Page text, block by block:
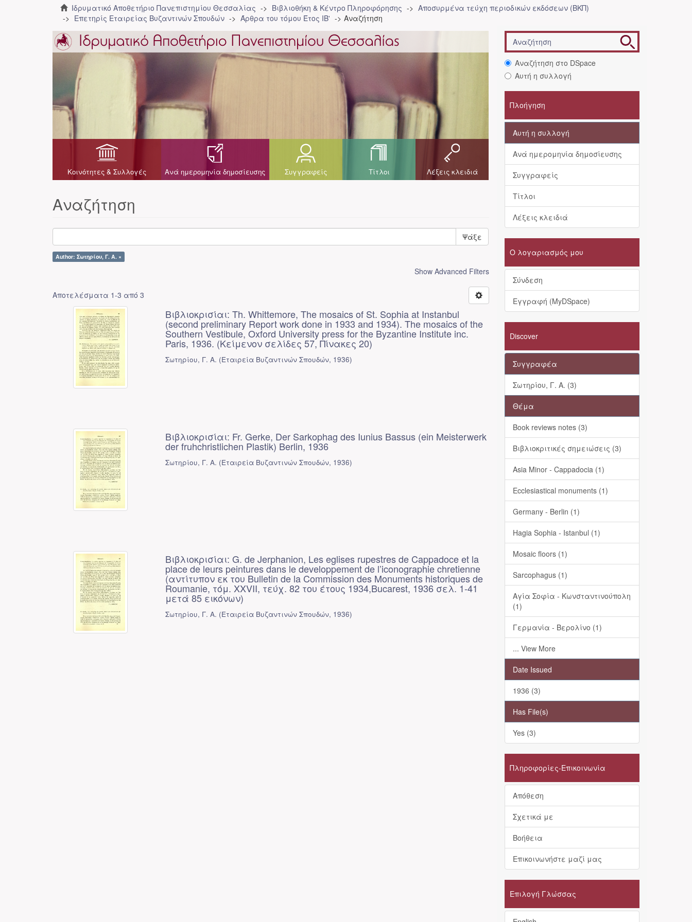
Ιδρυματικό Αποθετήριο Πανεπιστημίου Θεσσαλίας Βιβλιοθήκη & Κέντρο Πληροφόρησης
Αποσυρμένα τεύχη περιοδικών εκδόσεων (ΒΚΠ)
Επετηρίς Εταιρείας Βυζαντινών Σπουδών
Άρθρα του τόμου Έτος ΙΒ' Αναζήτηση
Κοινότητες & Συλλογές Ανά ημερομηνία δημοσίευσης Συγγραφείς Τίτλοι Λέξεις κλειδιά
Αναζήτηση
Ψάξε
Author: Σωτηρίου, Γ. Α. ×
Show Advanced Filters
Αποτελέσματα 1-3 από 3
Βιβλιοκρισίαι: Th. Whittemore, The mosaics of St. Sophia at Instanbul
(second preliminary Report work done in 1933 and 1934). The mosaics of the
Southern Vestibule, Oxford University press for the Byzantine Institute inc.
Paris, 1936. (Κείμενον σελίδες 57, Πίνακες 20)
Σωτηρίου, Γ. Α. (Εταιρεία Βυζαντινών Σπουδών, 1936)
Βιβλιοκρισίαι: Fr. Gerke, Der Sarkophag des Iunius Bassus (ein Meisterwerk
der fruhchristlichen Plastik) Berlin, 1936
Σωτηρίου, Γ. Α. (Εταιρεία Βυζαντινών Σπουδών, 1936)
Βιβλιοκρισίαι: G. de Jerphanion, Les eglises rupestres de Cappadoce et la
place de leurs peintures dans le developpement de l’iconographie chretienne
(αντίτυπον εκ του Bulletin de la Commission des Monuments historiques de
Roumanie, τόμ. XXVII, τεύχ. 82 του έτους 1934,Bucarest, 1936 σελ. 1-41
μετά 85 εικόνων)
Σωτηρίου, Γ. Α. (Εταιρεία Βυζαντινών Σπουδών, 1936)
Αναζήτηση στο DSpace
Αυτή η συλλογή
Πλοήγηση
Αυτή η συλλογή
Ανά ημερομηνία δημοσίευσης
Συγγραφείς
Τίτλοι
Λέξεις κλειδιά
Ο λογαριασμός μου
Σύνδεση
Εγγραφή (MyDSpace)
Discover
Συγγραφέα
Σωτηρίου, Γ. Α. (3)
Θέμα
Book reviews notes (3)
Βιβλιοκριτικές σημειώσεις (3)
Asia Minor - Cappadocia (1)
Ecclesiastical monuments (1)
Germany - Berlin (1)
Hagia Sophia - Istanbul (1)
Mosaic floors (1)
Sarcophagus (1)
Αγία Σοφία - Κωνσταντινούπολη
(1)
Γερμανία - Βερολίνο (1)
... View More
Date Issued
1936 (3)
Has File(s)
Yes (3)
Πληροφορίες-Επικοινωνία
Απόθεση
Σχετικά με
Βοήθεια
Επικοινωνήστε μαζί μας
Επιλογή Γλώσσας